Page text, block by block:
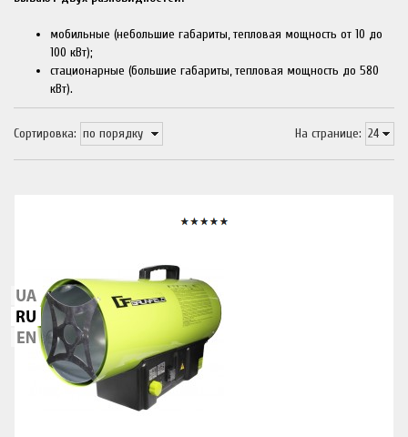
мобильные (небольшие габариты, тепловая мощность от 10 до
100 кВт);
стационарные (большие габариты, тепловая мощность до 580
кВт).
На странице:
Сортировка: